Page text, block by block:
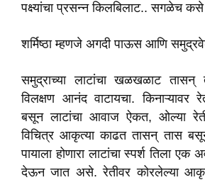
पक्ष्यांचा प्रसन्न किलबिलाट.. सगळेच कसे
शर्मिष्ठा म्हणजे अगदी पाऊस आणि
समुद्राच्या लाटांचा खळखळाट तासन्
विलक्षण आनंद वाटायचा. किनाऱ्यावर
बसून लाटांचा आवाज ऐकत, ओल्या
विचित्र आकृत्या काढत तासन् तास
पायाला होणारा लाटांचा स्पर्श तिला एक
देऊन जात असे. रेतीवर कोरलेल्या